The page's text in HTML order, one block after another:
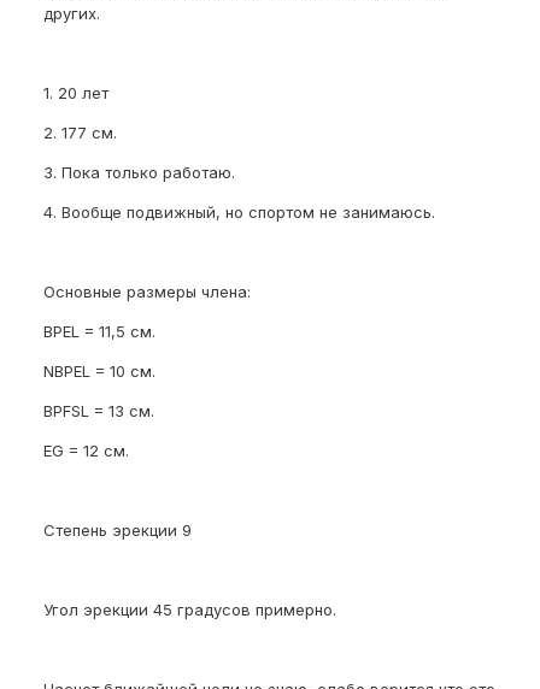
других.
1. 20 лет
2. 177 см.
3. Пока только работаю.
4. Вообще подвижный, но спортом не занимаюсь.
Основные размеры члена:
BPEL = 11,5 см.
NBPEL = 10 см.
BPFSL = 13 см.
EG = 12 см.
Степень эрекции 9
Угол эрекции 45 градусов примерно.